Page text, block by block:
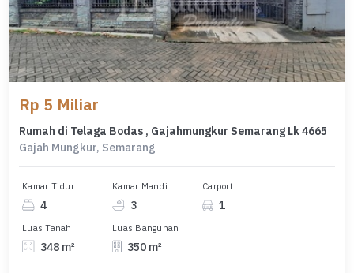
Rp 5 Miliar
Rumah di Telaga Bodas , Gajahmungkur Semarang Lk 4665
Gajah Mungkur, Semarang
Kamar Tidur
4
Kamar Mandi
3
Carport
1
Luas Tanah
348 m²
Luas Bangunan
350 m²